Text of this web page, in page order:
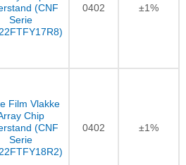
(CNF
Serie
0402 ±1%
Film Vlakke
Chip
(CNF
Serie
0402 ±1%